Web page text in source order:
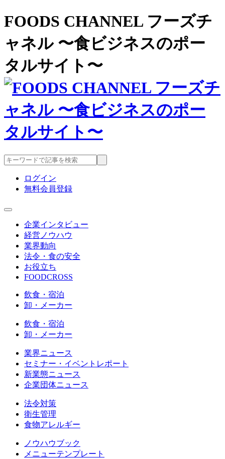
FOODS CHANNEL フーズチ
ャネル 〜食ビジネスのポー
タルサイト〜
ログイン
無料会員登録
企業インタビュー
経営ノウハウ
業界動向
法令・食の安全
お役立ち
FOODCROSS
飲食・宿泊
卸・メーカー
飲食・宿泊
卸・メーカー
業界ニュース
セミナー・イベントレポート
新業態ニュース
企業団体ニュース
法令対策
衛生管理
食物アレルギー
ノウハウブック
メニューテンプレート